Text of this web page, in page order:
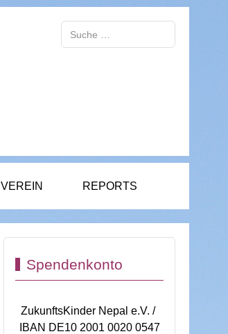
VEREIN REPORTS
Spendenkonto
ZukunftsKinder Nepal e.V. /
IBAN DE10 2001 0020 0547